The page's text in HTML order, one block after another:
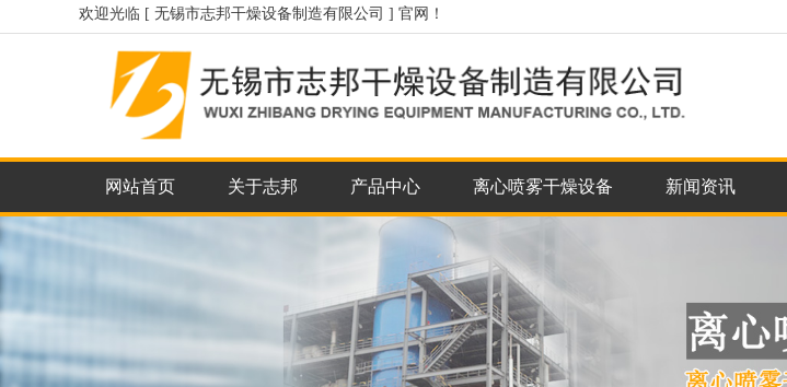
欢迎光临 [ 无锡市志邦干燥设备制造有限公司 ] 官网！
网站首页 关于志邦 产品中心 离心喷雾干燥设备 新闻资讯